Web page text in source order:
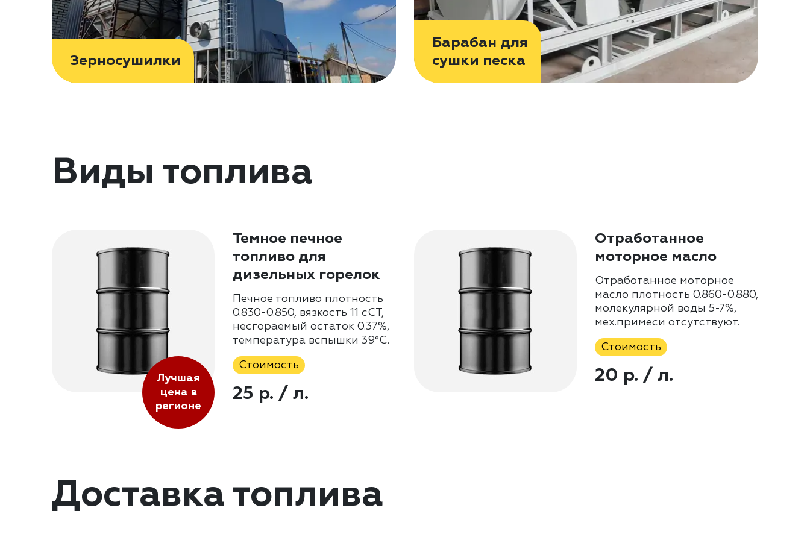
Зерносушилки
Барабан для
сушки песка
Виды топлива
Лучшая
цена в
регионе
Темное печное
топливо для
дизельных горелок
Печное топливо плотность
0.830-0.850, вязкость 11 сСТ,
несгораемый остаток 0.37%,
температура вспышки 39°C.
Стоимость
25 р. / л.
Отработанное
моторное масло
Отработанное моторное
масло плотность 0.860-0.880,
молекулярной воды 5-7%,
мех.примеси отсутствуют.
Стоимость
20 р. / л.
Доставка топлива